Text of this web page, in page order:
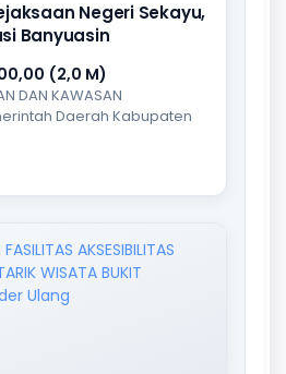
Negeri Sekayu,
Banyuasin
(2,0 M)
DAN KAWASAN
Daerah Kabupaten